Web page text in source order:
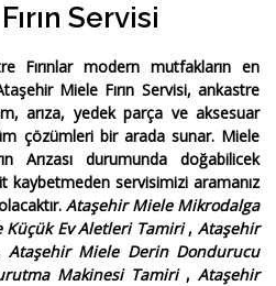
Servisi
Fırınlarmodern mutfakların en
Miele Fırın Servisi, ankastre
arıza, yedek parça ve aksesuar
çözümleri bir arada sunar. Miele
Arızası durumunda doğabilicek
kaybetmeden servisimizi aramanız
Ataşehir Miele Mikrodalga
Küçük Ev Aletleri Tamiri,Ataşehir
Ataşehir Miele Derin Dondurucu
Makinesi Tamiri , Ataşehir